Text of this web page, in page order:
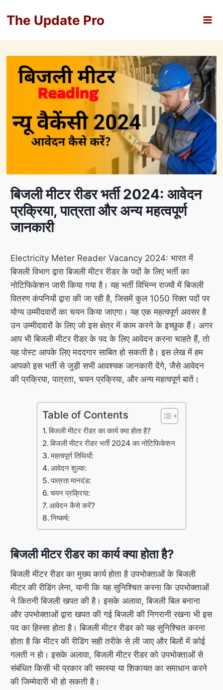
toThe Update Pro
बिजली मीटर रीडर भर्ती 2024: आवेदन
प्रक्रिया, पात्रता और अन्य महत्वपूर्ण
जानकारी
Electricity Meter Reader Vacancy 2024: भारत में
बिजली विभाग द्वारा बिजली मीटर रीडर के पदों के लिए भर्ती का
नोटिफिकेशन जारी किया गया है। यह भर्ती विभिन्न राज्यों में बिजली
वितरण कंपनियों द्वारा की जा रही है, जिसमें कुल 1050 रिक्त पदों पर
योग्य उम्मीदवारों का चयन किया जाएगा। यह एक महत्वपूर्ण अवसर है
उन उम्मीदवारों के लिए जो इस क्षेत्र में काम करने के इच्छुक हैं। अगर
आप भी बिजली मीटर रीडर के पद के लिए आवेदन करना चाहते हैं, तो
यह पोस्ट आपके लिए मददगार साबित हो सकती है। इस लेख में हम
आपको इस भर्ती से जुड़ी सभी आवश्यक जानकारी देंगे, जैसे आवेदन
की प्रक्रिया, पात्रता, चयन प्रक्रिया, और अन्य महत्वपूर्ण बातें।
Table of Contents
बिजली मीटर रीडर का कार्य क्या होता है?
बिजली मीटर रीडर भर्ती 2024 का नोटिफिकेशन
महत्वपूर्ण तिथियाँ:
आवेदन शुल्क:
पात्रता मानदंड:
चयन प्रक्रिया:
आवेदन कैसे करें?
निष्कर्ष:
बिजली मीटर रीडर का कार्य क्या होता है?
बिजली मीटर रीडर का मुख्य कार्य होता है उपभोक्ताओं के बिजली
मीटर की रीडिंग लेना, यानी कि यह सुनिश्चित करना कि उपभोक्ताओं
ने कितनी बिजली खपत की है। इसके अलावा, बिजली बिल बनाना
और उपभोक्ताओं द्वारा खपत की गई बिजली की निगरानी रखना भी इस
पद का हिस्सा होता है। बिजली मीटर रीडर को यह सुनिश्चित करना
होता है कि मीटर की रीडिंग सही तरीके से ली जाए और बिलों में कोई
गलती न हो। इसके अलावा, बिजली मीटर रीडर को उपभोक्ताओं से
संबंधित किसी भी प्रकार की समस्या या शिकायत का समाधान करने
की जिम्मेदारी भी हो सकती है।